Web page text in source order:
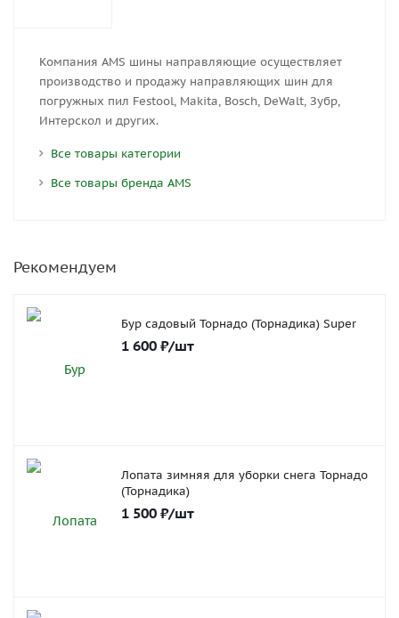
Компания AMS шины направляющие осуществляет
производство и продажу направляющих шин для
погружных пил Festool, Makita, Bosch, DeWalt, Зубр,
Интерскол и других.
Все товары категории
Все товары бренда AMS
Рекомендуем
Бур садовый Торнадо (Торнадика) Super
1 600 ₽/шт
Лопата зимняя для уборки снега Торнадо
(Торнадика)
1 500 ₽/шт